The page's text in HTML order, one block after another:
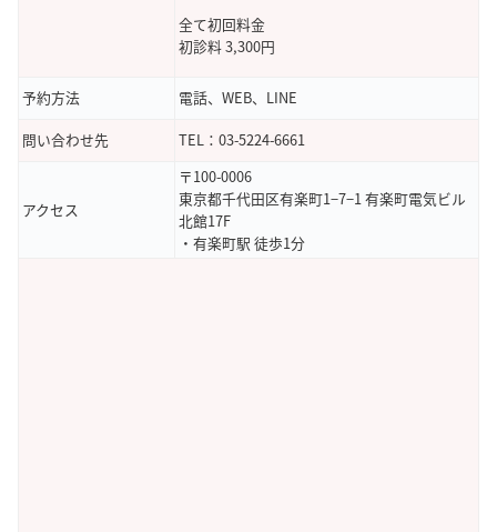
全て初回料金
初診料 3,300円
予約方法
電話、WEB、LINE
問い合わせ先
TEL：03-5224-6661
アクセス
〒100-0006
東京都千代田区有楽町1−7−1 有楽町電気ビル
北館17F
・有楽町駅 徒歩1分​